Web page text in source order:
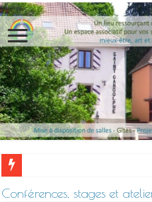
Conférences, stages et